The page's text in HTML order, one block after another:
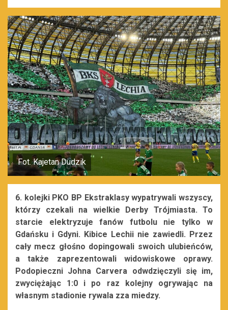
Fot. Kajetan Dudzik
6. kolejki PKO BP Ekstraklasy wypatrywali wszyscy,
którzy czekali na wielkie Derby Trójmiasta. To
starcie elektryzuje fanów futbolu nie tylko w
Gdańsku i Gdyni. Kibice Lechii nie zawiedli. Przez
cały mecz głośno dopingowali swoich ulubieńców,
a także zaprezentowali widowiskowe oprawy.
Podopieczni Johna Carvera odwdzięczyli się im,
zwyciężając 1:0 i po raz kolejny ogrywając na
własnym stadionie rywala zza miedzy.